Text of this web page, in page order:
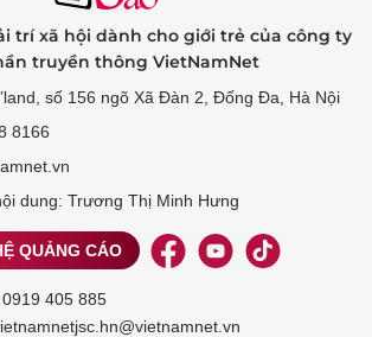
trí xã hội dành cho giới trẻ của công ty
truyền thông VietNamNet
số 156 ngõ Xã Đàn 2, Đống Đa, Hà Nội
8166
dung: Trương Thị Minh Hưng
QUẢNG CÁO
0919 405 885